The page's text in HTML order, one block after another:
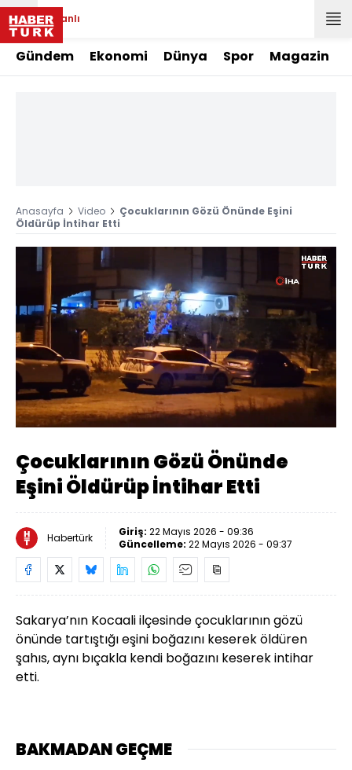
Canlı
Gündem Ekonomi Dünya Spor Magazin
Anasayfa Video
Çocuklarının Gözü Önünde Eşini
Öldürüp İntihar Etti
Sesi
Aç
Yüklendi:
56.43%
Oynatma
Hızı
Çocuklarının Gözü Önünde
Eşini Öldürüp İntihar Etti
Habertürk Giriş: 22 Mayıs 2026 - 09:36
Güncelleme: 22 Mayıs 2026 - 09:37
Sakarya’nın Kocaali ilçesinde çocuklarının gözü
önünde tartıştığı eşini boğazını keserek öldüren
şahıs, aynı bıçakla kendi boğazını keserek intihar
etti.
BAKMADAN GEÇME